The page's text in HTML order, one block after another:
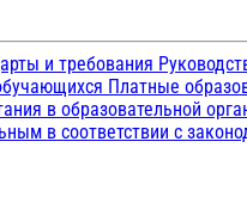
и требования
Платные
в образовательной
в соответствии с